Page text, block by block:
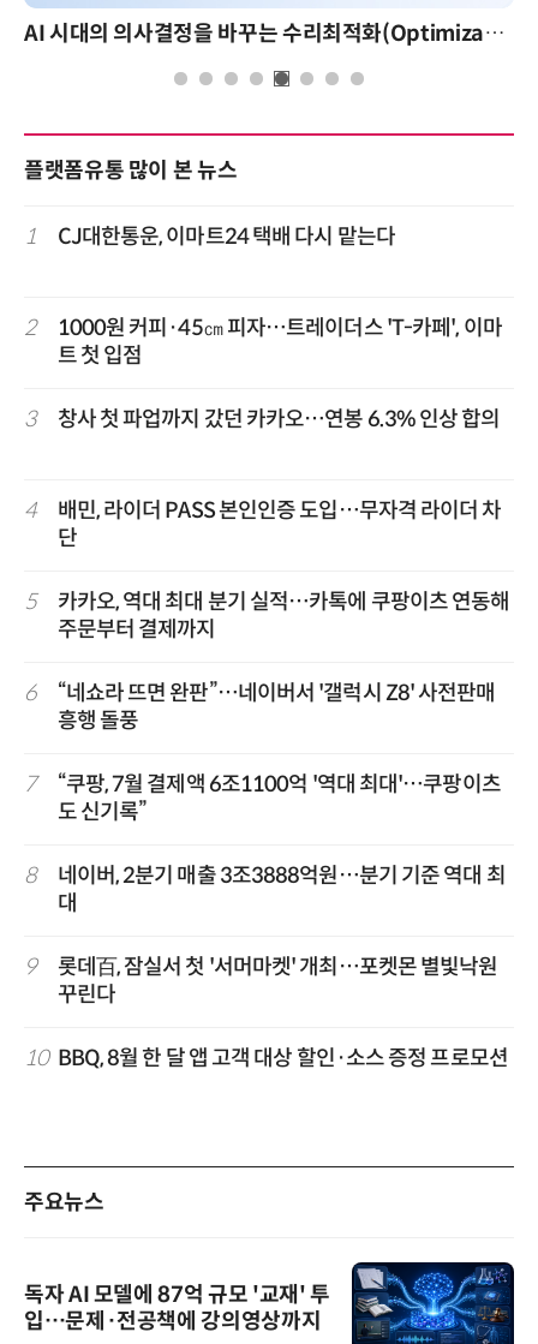
AI 시대의 의사결정을 바꾸는 수리최적화(Optimization): 실제 산업 적용 사례와 활용 전략
플랫폼유통 많이 본 뉴스
1 CJ대한통운, 이마트24 택배 다시 맡는다
2
1000원 커피·45㎝ 피자…트레이더스 'T-카페', 이마
트 첫 입점
3 창사 첫 파업까지 갔던 카카오…연봉 6.3% 인상 합의
4
배민, 라이더 PASS 본인인증 도입…무자격 라이더 차
단
5
카카오, 역대 최대 분기 실적…카톡에 쿠팡이츠 연동해
주문부터 결제까지
6
“네쇼라 뜨면 완판”…네이버서 '갤럭시 Z8' 사전판매
흥행 돌풍
7
“쿠팡, 7월 결제액 6조1100억 '역대 최대'…쿠팡이츠
도 신기록”
8
네이버, 2분기 매출 3조3888억원…분기 기준 역대 최
대
9
롯데百, 잠실서 첫 '서머마켓' 개최…포켓몬 별빛낙원
꾸린다
10 BBQ, 8월 한 달 앱 고객 대상 할인·소스 증정 프로모션
주요뉴스
독자 AI 모델에 87억 규모 '교재' 투
입…문제·전공책에 강의영상까지